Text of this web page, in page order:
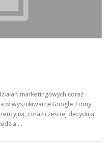
marketingowych coraz
w wyszukiwarce Google. Firmy,
coraz częściej decydują
…